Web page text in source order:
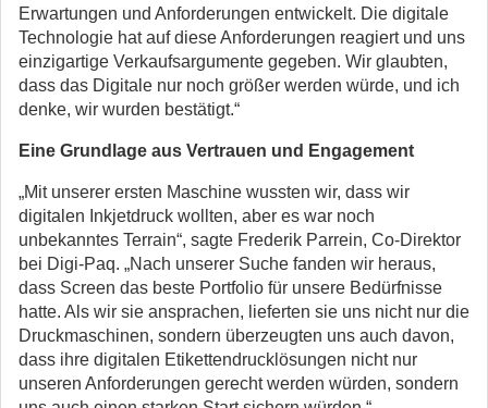
Erwartungen und Anforderungen entwickelt. Die digitale
Technologie hat auf diese Anforderungen reagiert und uns
einzigartige Verkaufsargumente gegeben. Wir glaubten,
dass das Digitale nur noch größer werden würde, und ich
denke, wir wurden bestätigt.“
Eine Grundlage aus Vertrauen und Engagement
„Mit unserer ersten Maschine wussten wir, dass wir
digitalen Inkjetdruck wollten, aber es war noch
unbekanntes Terrain“, sagte Frederik Parrein, Co-Direktor
bei Digi-Paq. „Nach unserer Suche fanden wir heraus,
dass Screen das beste Portfolio für unsere Bedürfnisse
hatte. Als wir sie ansprachen, lieferten sie uns nicht nur die
Druckmaschinen, sondern überzeugten uns auch davon,
dass ihre digitalen Etikettendrucklösungen nicht nur
unseren Anforderungen gerecht werden würden, sondern